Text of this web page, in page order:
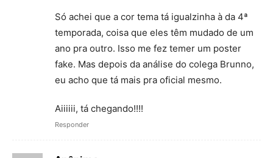
Só achei que a cor tema tá igualzinha à da 4ª
temporada, coisa que eles têm mudado de um
ano pra outro. Isso me fez temer um poster
fake. Mas depois da análise do colega Brunno,
eu acho que tá mais pra oficial mesmo.
Aiiiiii, tá chegando!!!!
Responder